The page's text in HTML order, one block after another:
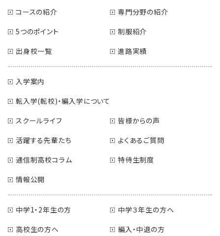
コースの紹介
専門分野の紹介
5つのポイント
制服紹介
出身校一覧
進路実績
入学案内
転入学(転校)・編入学について
スクールライフ
皆様からの声
活躍する先輩たち
よくあるご質問
通信制高校コラム
特待生制度
情報公開
中学1・2年生の方
中学３年生の方へ
高校生の方へ
編入・中退の方